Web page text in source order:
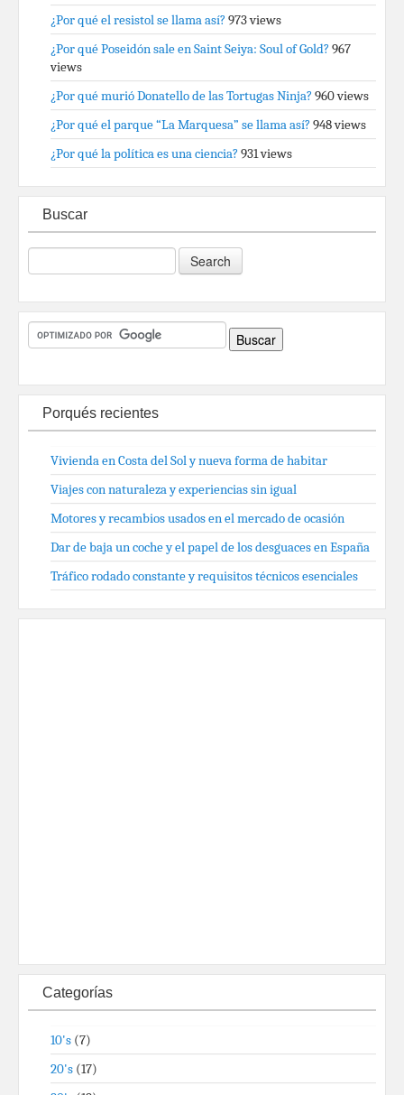
¿Por qué el resistol se llama así? 973 views
¿Por qué Poseidón sale en Saint Seiya: Soul of Gold? 967
views
¿Por qué murió Donatello de las Tortugas Ninja? 960 views
¿Por qué el parque “La Marquesa” se llama así? 948 views
¿Por qué la política es una ciencia? 931 views
Buscar
Porqués recientes
Vivienda en Costa del Sol y nueva forma de habitar
Viajes con naturaleza y experiencias sin igual
Motores y recambios usados en el mercado de ocasión
Dar de baja un coche y el papel de los desguaces en España
Tráfico rodado constante y requisitos técnicos esenciales
Categorías
10's (7)
20's (17)